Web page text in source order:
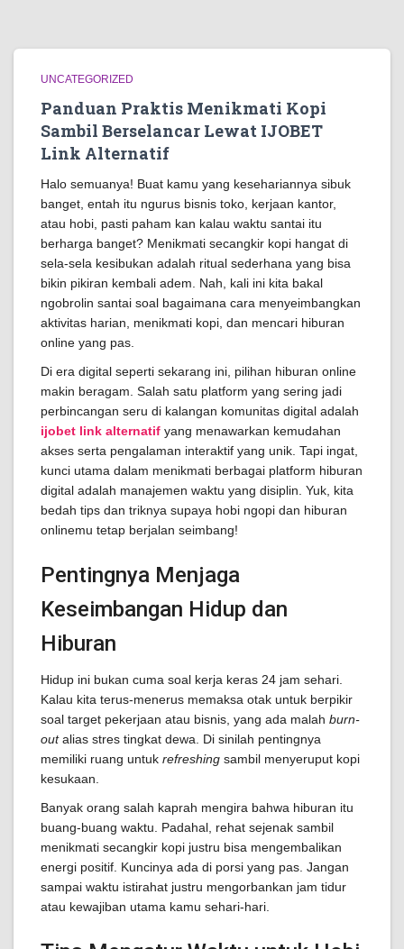
UNCATEGORIZED
Panduan Praktis Menikmati Kopi
Sambil Berselancar Lewat IJOBET
Link Alternatif
Halo semuanya! Buat kamu yang kesehariannya sibuk
banget, entah itu ngurus bisnis toko, kerjaan kantor,
atau hobi, pasti paham kan kalau waktu santai itu
berharga banget? Menikmati secangkir kopi hangat di
sela-sela kesibukan adalah ritual sederhana yang bisa
bikin pikiran kembali adem. Nah, kali ini kita bakal
ngobrolin santai soal bagaimana cara menyeimbangkan
aktivitas harian, menikmati kopi, dan mencari hiburan
online yang pas.
Di era digital seperti sekarang ini, pilihan hiburan online
makin beragam. Salah satu platform yang sering jadi
perbincangan seru di kalangan komunitas digital adalah
ijobet link alternatif yang menawarkan kemudahan
akses serta pengalaman interaktif yang unik. Tapi ingat,
kunci utama dalam menikmati berbagai platform hiburan
digital adalah manajemen waktu yang disiplin. Yuk, kita
bedah tips dan triknya supaya hobi ngopi dan hiburan
onlinemu tetap berjalan seimbang!
Pentingnya Menjaga
Keseimbangan Hidup dan
Hiburan
Hidup ini bukan cuma soal kerja keras 24 jam sehari.
Kalau kita terus-menerus memaksa otak untuk berpikir
soal target pekerjaan atau bisnis, yang ada malah burn-
outalias stres tingkat dewa. Di sinilah pentingnya
memiliki ruang untuk refreshing sambil menyeruput kopi
kesukaan.
Banyak orang salah kaprah mengira bahwa hiburan itu
buang-buang waktu. Padahal, rehat sejenak sambil
menikmati secangkir kopi justru bisa mengembalikan
energi positif. Kuncinya ada di porsi yang pas. Jangan
sampai waktu istirahat justru mengorbankan jam tidur
atau kewajiban utama kamu sehari-hari.